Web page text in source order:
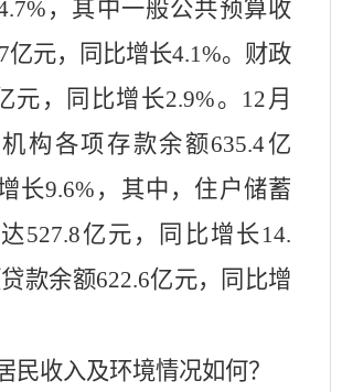
，其中一般公共预算收
亿元，同比增长4.1%。财政
元，同比增长2.9%。12月
构各项存款余额635.4亿
长9.6%，其中，住户储蓄
527.8亿元，同比增长14.
款余额622.6亿元，同比增
民收入及环境情况如何？